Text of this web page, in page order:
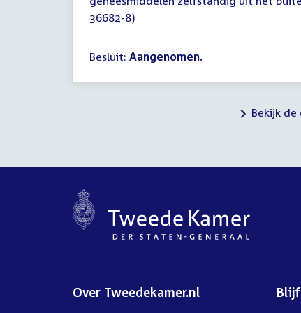
36682-8)
Besluit: Aangenomen.
Bekijk
Over Tweedekamer.nl